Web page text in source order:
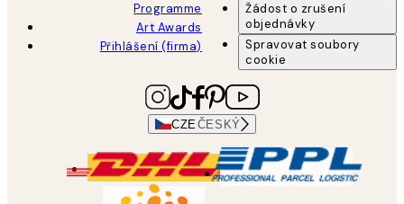
Programme
Art Awards
Přihlášení (firma)
Žádost o zrušení
objednávky
Spravovat soubory
cookie
CZE ČESKÝ